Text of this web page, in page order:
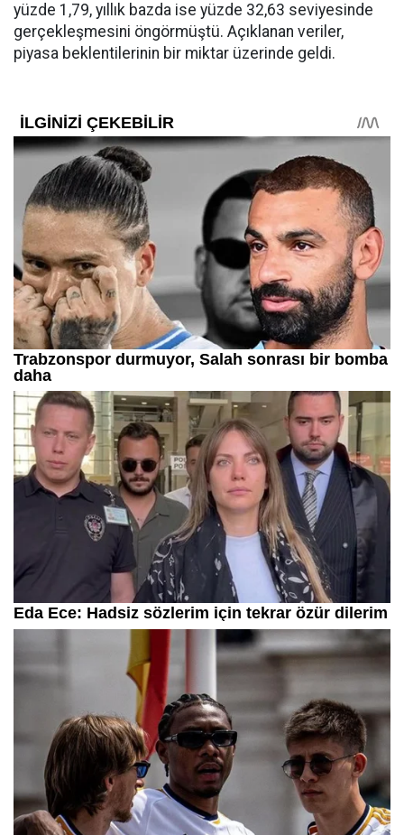
yüzde 1,79, yıllık bazda ise yüzde 32,63 seviyesinde
gerçekleşmesini öngörmüştü. Açıklanan veriler,
piyasa beklentilerinin bir miktar üzerinde geldi.